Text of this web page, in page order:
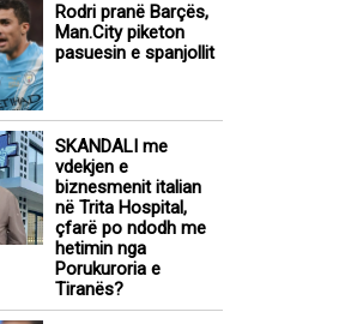
Rodri pranë Barçës,
Man.City piketon
pasuesin e spanjollit
SKANDALI me
vdekjen e
biznesmenit italian
në Trita Hospital,
çfarë po ndodh me
hetimin nga
Porukuroria e
Tiranës?